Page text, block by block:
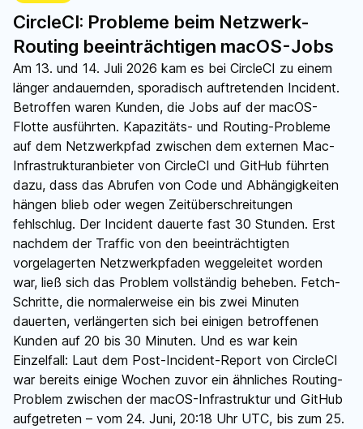
CircleCI: Probleme beim Netzwerk-
Routing beeinträchtigen macOS-Jobs
Am 13. und 14. Juli 2026 kam es bei CircleCI zu einem
länger andauernden, sporadisch auftretenden Incident.
Betroffen waren Kunden, die Jobs auf der macOS-
Flotte ausführten. Kapazitäts- und Routing-Probleme
auf dem Netzwerkpfad zwischen dem externen Mac-
Infrastrukturanbieter von CircleCI und GitHub führten
dazu, dass das Abrufen von Code und Abhängigkeiten
hängen blieb oder wegen Zeitüberschreitungen
fehlschlug. Der Incident dauerte fast 30 Stunden. Erst
nachdem der Traffic von den beeinträchtigten
vorgelagerten Netzwerkpfaden weggeleitet worden
war, ließ sich das Problem vollständig beheben. Fetch-
Schritte, die normalerweise ein bis zwei Minuten
dauerten, verlängerten sich bei einigen betroffenen
Kunden auf 20 bis 30 Minuten. Und es war kein
Einzelfall: Laut dem Post-Incident-Report von CircleCI
war bereits einige Wochen zuvor ein ähnliches Routing-
Problem zwischen der macOS-Infrastruktur und GitHub
aufgetreten – vom 24. Juni, 20:18 Uhr UTC, bis zum 25.